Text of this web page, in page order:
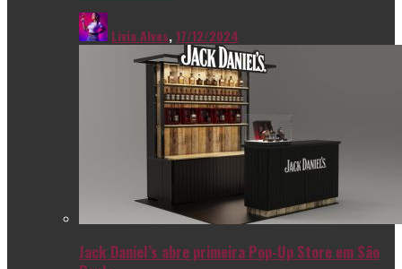
Livia Alves,17/12/2024
Jack Daniel’s abre primeira Pop-Up Store em São